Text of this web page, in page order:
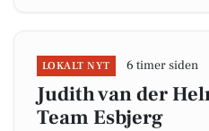
LOKALT NYT 6 timer siden
Judith van der
Team Esbjerg